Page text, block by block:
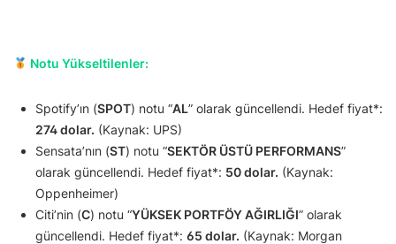
Notu Yükseltilenler:
Spotify’ın (SPOT) notu “AL” olarak güncellendi. Hedef fiyat*:
274 dolar. (Kaynak: UPS)
Sensata’nın (ST) notu “SEKTÖR ÜSTÜ PERFORMANS”
olarak güncellendi. Hedef fiyat*: 50 dolar. (Kaynak:
Oppenheimer)
Citi’nin (C) notu “YÜKSEK PORTFÖY AĞIRLIĞI” olarak
güncellendi. Hedef fiyat*: 65 dolar. (Kaynak: Morgan